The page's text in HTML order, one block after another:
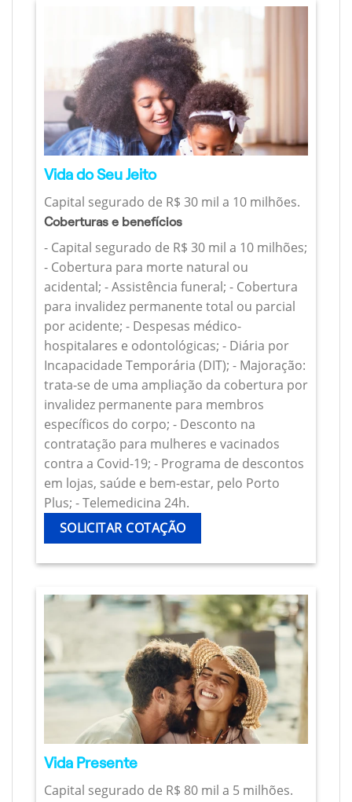
Vida do Seu Jeito
Capital segurado de R$ 30 mil a 10 milhões.
Coberturas e benefícios
- Capital segurado de R$ 30 mil a 10 milhões;
- Cobertura para morte natural ou
acidental; - Assistência funeral; - Cobertura
para invalidez permanente total ou parcial
por acidente; - Despesas médico-
hospitalares e odontológicas; - Diária por
Incapacidade Temporária (DIT); - Majoração:
trata-se de uma ampliação da cobertura por
invalidez permanente para membros
específicos do corpo; - Desconto na
contratação para mulheres e vacinados
contra a Covid-19; - Programa de descontos
em lojas, saúde e bem-estar, pelo Porto
Plus; - Telemedicina 24h.
SOLICITAR COTAÇÃO
Vida Presente
Capital segurado de R$ 80 mil a 5 milhões.